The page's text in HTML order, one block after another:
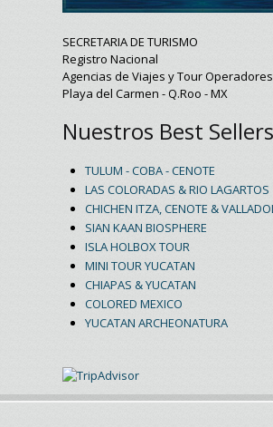
SECRETARIA DE TURISMO
Registro Nacional
Agencias de Viajes y Tour Operadores
Playa del Carmen - Q.Roo - MX
Nuestros Best Sellers
TULUM - COBA - CENOTE
LAS COLORADAS & RIO LAGARTOS
CHICHEN ITZA, CENOTE &
SIAN KAAN BIOSPHERE
ISLA HOLBOX TOUR
MINI TOUR YUCATAN
CHIAPAS & YUCATAN
COLORED MEXICO
YUCATAN ARCHEONATURA